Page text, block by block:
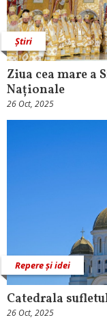
Știri
Ziua cea mare
Naționale
26 Oct, 2025
Repere și idei
Catedrala
26 Oct, 2025